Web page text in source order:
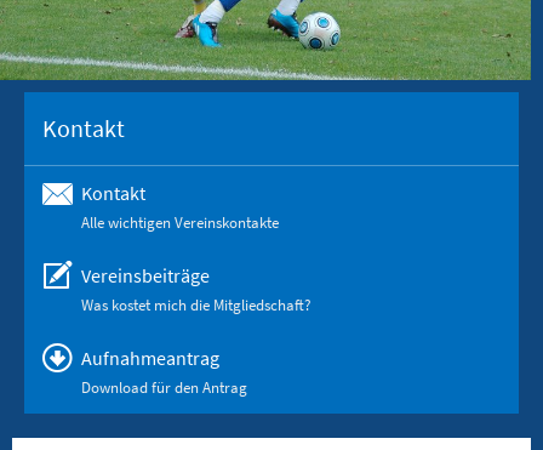
Kontakt
Kontakt
Alle wichtigen Vereinskontakte
Vereinsbeiträge
Was kostet mich die Mitgliedschaft?
Aufnahmeantrag
Download für den Antrag